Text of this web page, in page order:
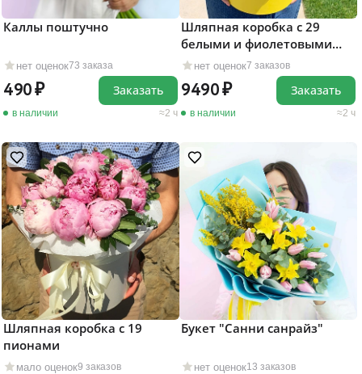
нет оценок73 заказа
Каллы поштучно
490
в наличии 2 ч
Заказать
нет оценок7 заказов
Шляпная коробка с 29
белыми и фиолетовыми
эустомами
9490
в наличии 2 ч
Заказать
мало оценок9 заказов
Шляпная коробка с 19
пионами
нет оценок13 заказов
Букет "Санни санрайз"